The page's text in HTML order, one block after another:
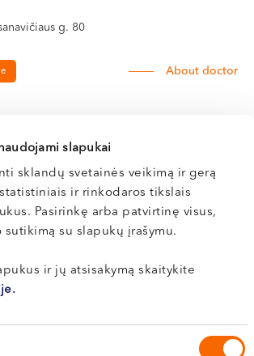
slapukai
sklandų svetainės veikimą ir gerą
ir rinkodaros tikslais
Pasirinkę arba patvirtinę visus,
sutikimą su slapukų įrašymu.
ir jų atsisakymą skaitykite
g. 80
About doctor
doctor